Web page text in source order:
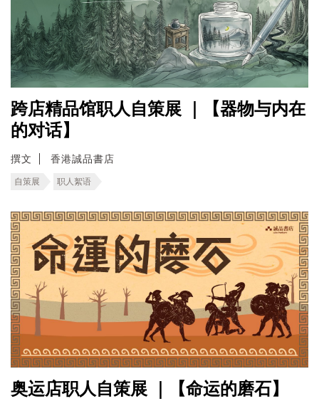
跨店精品馆职人自策展 ｜【器物与内在
的对话】
撰文 香港誠品書店
自策展 职人絮语
奥运店职人自策展 ｜【命运的磨石】